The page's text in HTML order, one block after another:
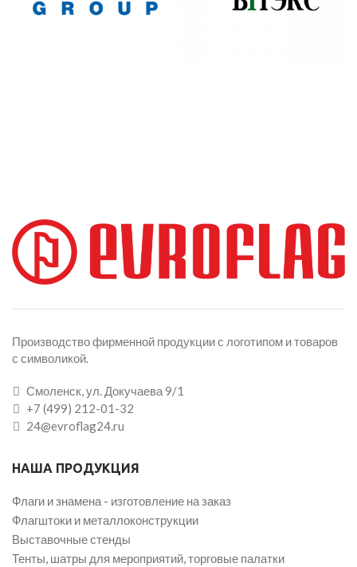
Производство фирменной продукции с логотипом и товаров
с символикой.
Смоленск, ул. Докучаева 9/1
+7 (499) 212-01-32
24@evroflag24.ru
НАША ПРОДУКЦИЯ
Флаги и знамена - изготовление на заказ
Флагштоки и металлоконструкции
Выставочные стенды
Тенты, шатры для мероприятий, торговые палатки